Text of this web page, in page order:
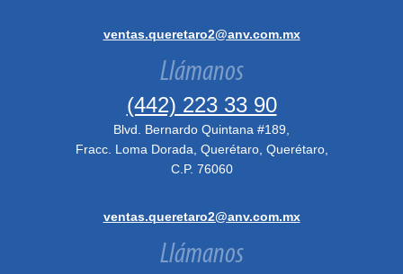
ventas.queretaro2@anv.com.mx
Llámanos
(442) 223 33 90
Blvd. Bernardo Quintana #189,
Fracc. Loma Dorada, Querétaro, Querétaro,
C.P. 76060
ventas.queretaro2@anv.com.mx
Llámanos